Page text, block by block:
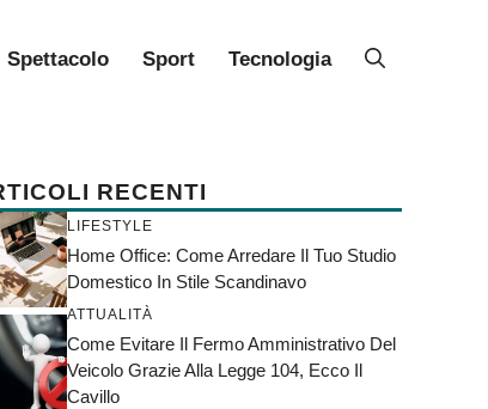
Spettacolo Sport Tecnologia
RECENTI
LIFESTYLE
Home Office: Come Arredare Il Tuo Studio
Domestico In Stile Scandinavo
ATTUALITÀ
Come Evitare Il Fermo Amministrativo Del
Veicolo Grazie Alla Legge 104, Ecco Il
Cavillo